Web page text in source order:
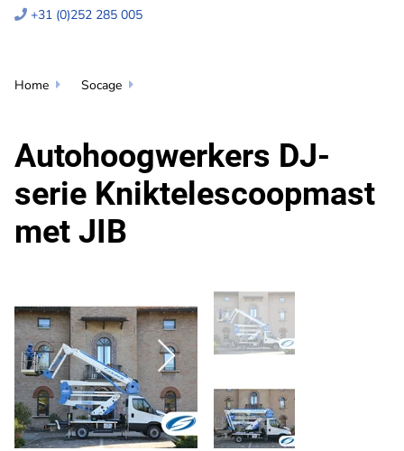
 +31 (0)252 285 005
Home  Socage 
Autohoogwerkers DJ-
serie Kniktelescoopmast
met JIB